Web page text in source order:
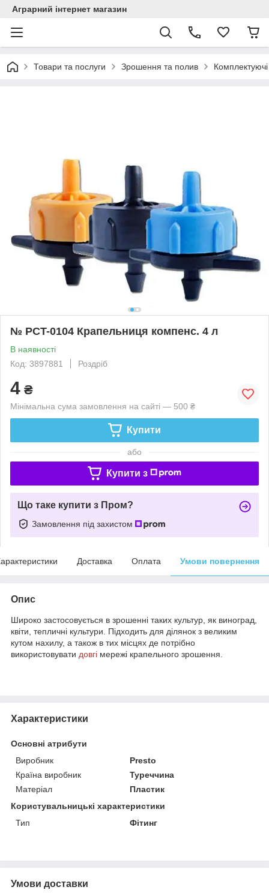
Аграрний інтернет магазин
Товари та послуги Зрошення та полив
№ PCT-0104 Крапельниця компенс. 4 л
В наявності
Код: 3897881
Роздріб
4 ₴
Мінімальна сума замовлення на сайті — 500 ₴
Купити
або
Купити з
Що таке купити з Пром?
Замовлення під захистом
Доставка Оплата Умови повернення
Опис
Широко застосовується в зрошенні таких культур, як виноград,
квіти, тепличні культури. Підходить для ділянок з великим
кутом нахилу, а також в тих місцях де потрібно
використовувати довгі мережі крапельного зрошення.
Характеристики
Основні атрибути
Виробник
Presto
Країна виробник
Туреччина
Матеріал
Пластик
Користувальницькі характеристики
Тип
Фітинг
Умови доставки